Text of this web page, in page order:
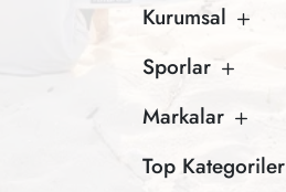
Kurumsal
Sporlar
Markalar
Top Kategoriler